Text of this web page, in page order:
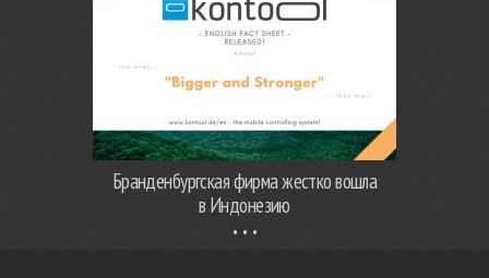
Бранденбургская фирма жестко вошла
в Индонезию